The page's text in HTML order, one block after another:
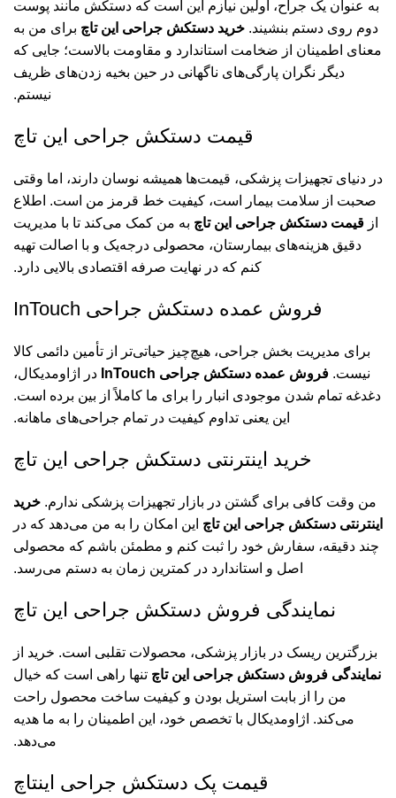
به عنوان یک جراح، اولین نیازم این است که دستکش مانند پوست
دوم روی دستم بنشیند. خرید دستکش جراحی این‌ تاچ برای من به
معنای اطمینان از ضخامت استاندارد و مقاومت بالاست؛ جایی که
دیگر نگران پارگی‌های ناگهانی در حین بخیه زدن‌های ظریف
نیستم.
قیمت دستکش جراحی این‌ تاچ
در دنیای تجهیزات پزشکی، قیمت‌ها همیشه نوسان دارند، اما وقتی
صحبت از سلامت بیمار است، کیفیت خط قرمز من است. اطلاع
از قیمت دستکش جراحی این‌ تاچ به من کمک می‌کند تا با مدیریت
دقیق هزینه‌های بیمارستان، محصولی درجه‌یک و با اصالت تهیه
کنم که در نهایت صرفه اقتصادی بالایی دارد.
فروش عمده دستکش جراحی InTouch
برای مدیریت بخش جراحی، هیچ‌چیز حیاتی‌تر از تأمین دائمی کالا
نیست. فروش عمده دستکش جراحی InTouch
در اژاومدیکال،
دغدغه تمام شدن موجودی انبار را برای ما کاملاً از بین برده است.
این یعنی تداوم کیفیت در تمام جراحی‌های ماهانه.
خرید اینترنتی دستکش جراحی این‌ تاچ
من وقت کافی برای گشتن در بازار تجهیزات پزشکی ندارم. خرید
اینترنتی دستکش جراحی این‌ تاچ این امکان را به من می‌دهد که در
چند دقیقه، سفارش خود را ثبت کنم و مطمئن باشم که محصولی
اصل و استاندارد در کمترین زمان به دستم می‌رسد.
نمایندگی فروش دستکش جراحی این‌ تاچ
بزرگترین ریسک در بازار پزشکی، محصولات تقلبی است. خرید از
نمایندگی فروش دستکش جراحی این‌ تاچ تنها راهی است که خیال
من را از بابت استریل بودن و کیفیت ساخت محصول راحت
می‌کند. اژاومدیکال با تخصص خود، این اطمینان را به ما هدیه
می‌دهد.
قیمت پک دستکش جراحی اینتاچ